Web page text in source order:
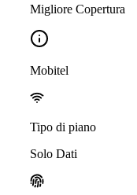
Migliore Copertura
Mobitel
Tipo di piano
Solo Dati